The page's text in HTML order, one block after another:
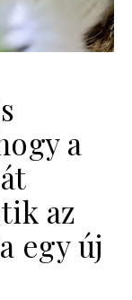
a
az
egy új